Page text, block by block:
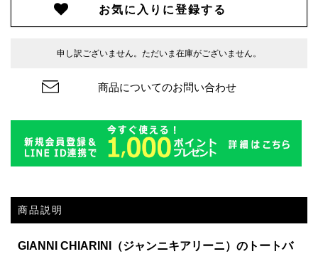
お気に入りに登録する
申し訳ございません。ただいま在庫がございません。
商品についてのお問い合わせ
商品説明
GIANNI CHIARINI（ジャンニキアリーニ）のトートバ